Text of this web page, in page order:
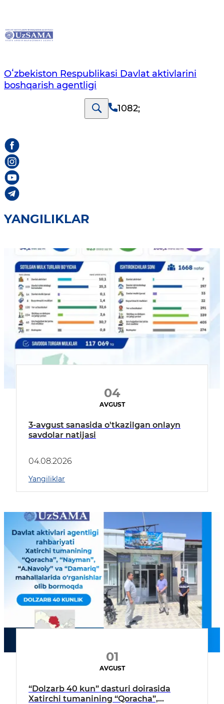
Oʻzbekiston Respublikasi Davlat aktivlarini
boshqarish agentligi
1082;
YANGILIKLAR
04
AVGUST
3-avgust sanasida o'tkazilgan onlayn
savdolar natijasi
04.08.2026
Yangiliklar
01
AVGUST
“Dolzarb 40 kun” dasturi doirasida
Xatirchi tumanining “Qoracha”,